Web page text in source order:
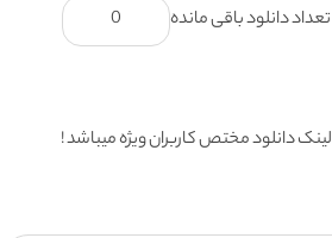
تعداد دانلود باقی مانده 0
لینک دانلود مختص کاربران ویژه میباشد !